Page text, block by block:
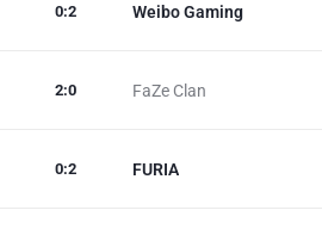
Weibo Gaming
0:2
FaZe Clan
2:0
FURIA
0:2